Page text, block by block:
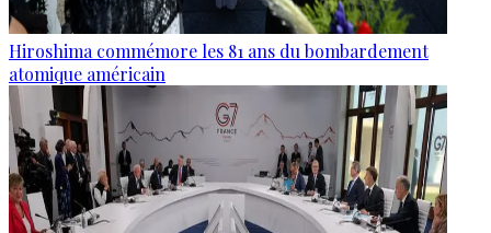
Hiroshima commémore les 81 ans du bombardement
atomique américain